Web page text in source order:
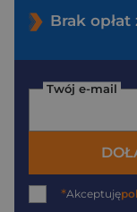
Brak
Twój e-mail
*Akceptuję